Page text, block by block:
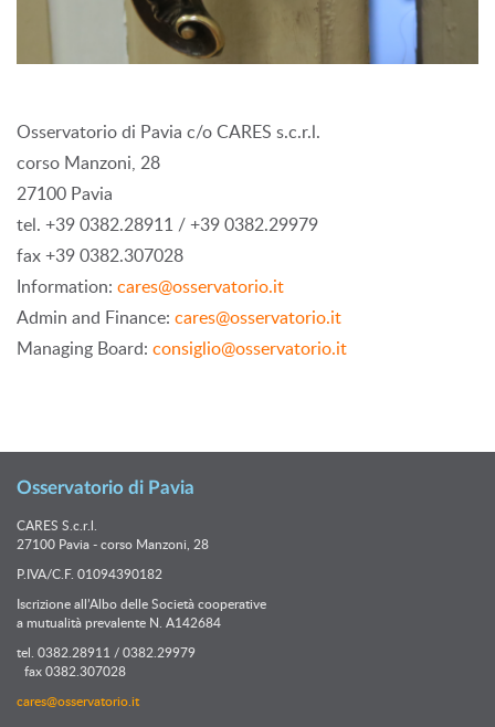
Osservatorio di Pavia c/o CARES s.c.r.l.
corso Manzoni, 28
27100 Pavia
tel. +39 0382.28911 / +39 0382.29979
fax +39 0382.307028
Information: cares@osservatorio.it
Admin and Finance: cares@osservatorio.it
Managing Board: consiglio@osservatorio.it
Osservatorio di Pavia
CARES S.c.r.l.
27100 Pavia - corso Manzoni, 28
P.IVA/C.F. 01094390182
Iscrizione all’Albo delle Società cooperative
a mutualità prevalente N. A142684
tel. 0382.28911 / 0382.29979
fax 0382.307028
cares@osservatorio.it